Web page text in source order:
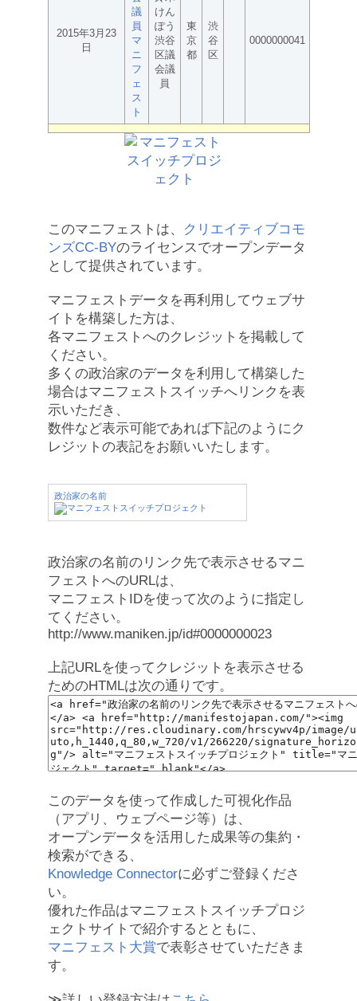
2015年3月23
日
議
員
マ
ニ
フ
ェ
ス
ト
けん
ぽう
渋谷
区議
会議
員
東
京
都
渋
谷
区
0000000041
このマニフェストは、
クリエイティブコモ
ンズCC-BYのライセンスでオープンデータ
として提供されています。
マニフェストデータを再利用してウェブサ
イトを構築した方は、
各マニフェストへのクレジットを掲載して
ください。
多くの政治家のデータを利用して構築した
場合はマニフェストスイッチへリンクを表
示いただき、
数件など表示可能であれば下記のようにク
レジットの表記をお願いいたします。
政治家の名前
政治家の名前のリンク先で表示させるマニ
フェストへのURLは、
マニフェストIDを使って次のように指定し
てください。
http://www.maniken.jp/id#0000000023
上記URLを使ってクレジットを表示させる
ためのHTMLは次の通りです。
このデータを使って作成した可視化作品
（アプリ、ウェブページ等）は、
オープンデータを活用した成果等の集約・
検索ができる、
Knowledge Connectorに必ずご登録くださ
い。
優れた作品はマニフェストスイッチプロジ
ェクトサイトで紹介するとともに、
マニフェスト大賞で表彰させていただきま
す。